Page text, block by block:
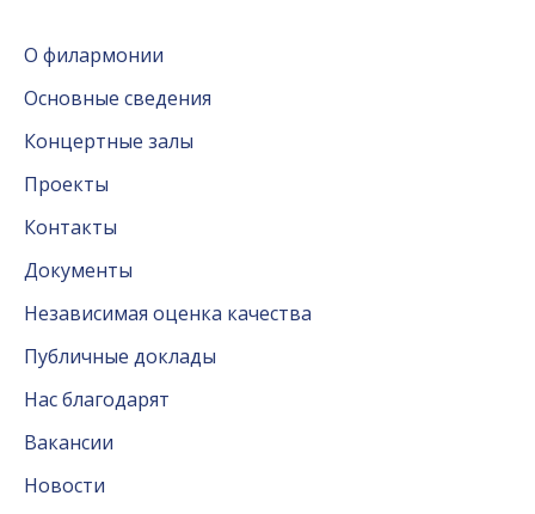
О филармонии
Основные сведения
Концертные залы
Проекты
Контакты
Документы
Независимая оценка качества
Публичные доклады
Нас благодарят
Вакансии
Новости